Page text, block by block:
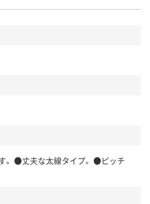
。 ●丈夫な太線タイプ。 ●ピッチ